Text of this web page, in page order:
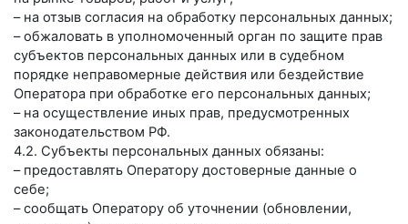
– на отзыв согласия на обработку персональных данных;
– обжаловать в уполномоченный орган по защите прав
субъектов персональных данных или в судебном
порядке неправомерные действия или бездействие
Оператора при обработке его персональных данных;
– на осуществление иных прав, предусмотренных
законодательством РФ.
4.2. Субъекты персональных данных обязаны:
– предоставлять Оператору достоверные данные о
себе;
– сообщать Оператору об уточнении (обновлении,